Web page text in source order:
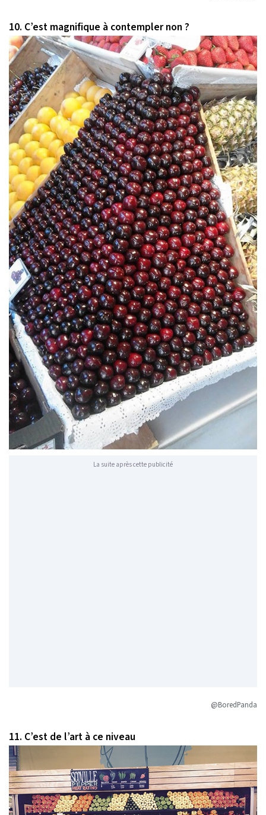
10. C’est magnifique à contempler non ?
La suite après cette publicité
@BoredPanda
11. C’est de l’art à ce niveau